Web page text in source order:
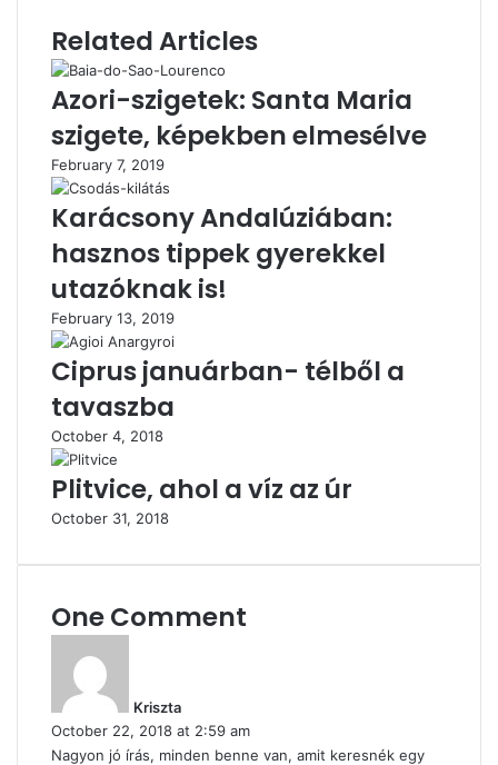
Related Articles
Azori-szigetek: Santa Maria
szigete, képekben elmesélve
February 7, 2019
Karácsony Andalúziában:
hasznos tippek gyerekkel
utazóknak is!
February 13, 2019
Ciprus januárban- télből a
tavaszba
October 4, 2018
Plitvice, ahol a víz az úr
October 31, 2018
One Comment
Kriszta
:
October 22, 2018 at 2:59 am
Nagyon jó írás, minden benne van, amit keresnék egy